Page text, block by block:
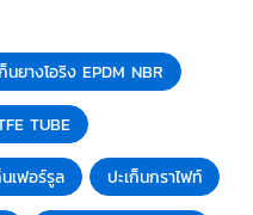
นยางโอริง EPDM NBR
TUBE
เฟอร์รูล ปะเก็นกราไฟท์